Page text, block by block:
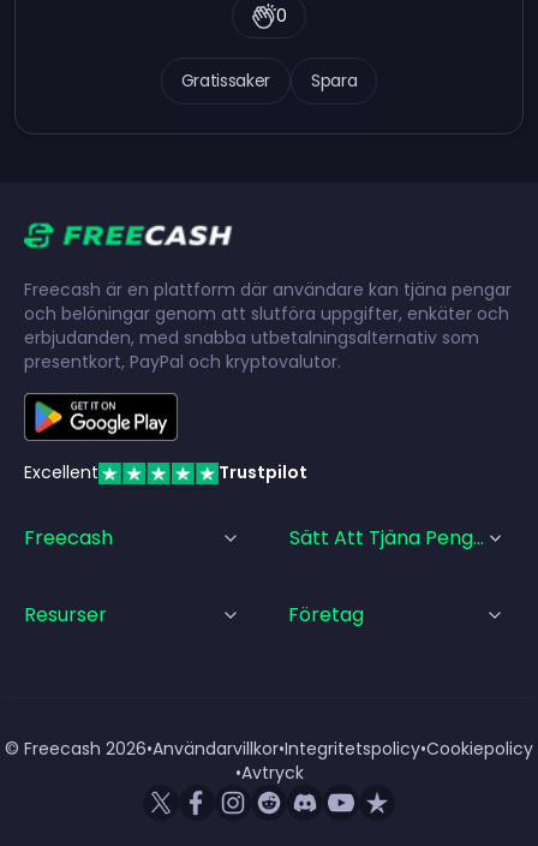
Gratissaker Spara
0
Freecash är en plattform där användare kan tjäna pengar
och belöningar genom att slutföra uppgifter, enkäter och
erbjudanden, med snabba utbetalningsalternativ som
presentkort, PayPal och kryptovalutor.
Excellent Trustpilot
Freecash Sätt Att Tjäna Pengar
Resurser Företag
© Freecash 2026•Användarvillkor•Integritetspolicy•Cookiepolicy
•Avtryck